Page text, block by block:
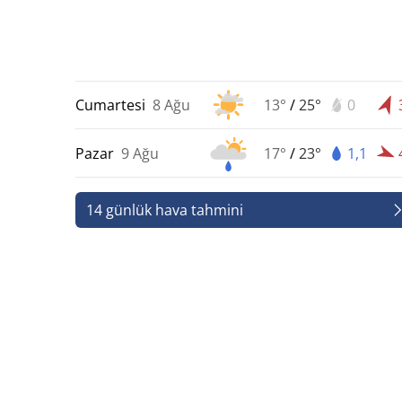
Cumartesi 8 Ağu 13° /25° 0
Pazar 9 Ağu 17° /23° 1,1
14 günlük hava tahmini